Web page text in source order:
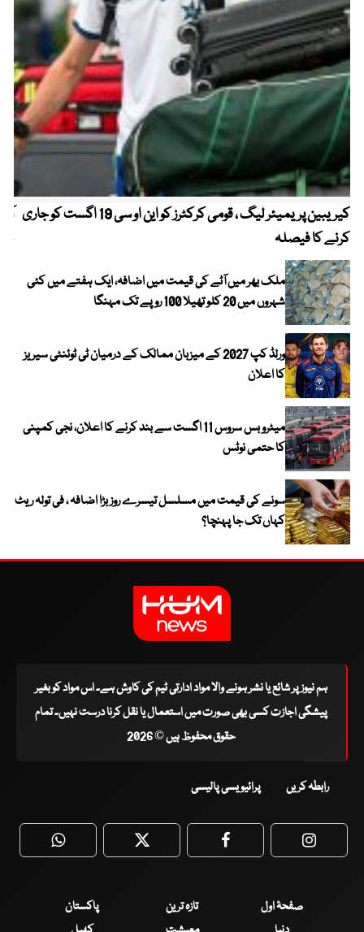
کیریبین پریمیئر لیگ ، قومی کرکٹرز کو این او سی 19 اگست کو جاری
کرنے کا فیصلہ
ملک بھر میں آٹے کی قیمت میں اضافہ، ایک ہفتے میں کئی
شہروں میں 20 کلو تھیلا 100 روپے تک مہنگا
ورلڈ کپ 2027 کے میزبان ممالک کے درمیان ٹی ٹوئنٹی سیریز
کا اعلان
میٹرو بس سروس 11 اگست سے بند کرنے کا اعلان، نجی کمپنی
کا حتمی نوٹس
سونے کی قیمت میں مسلسل تیسرے روز بڑا اضافہ ، فی تولہ ریٹ
کہاں تک جا پہنچا؟
ہم نیوز پر شائع یا نشر ہونے والا مواد ادارتی ٹیم کی کاوش ہے۔ اس مواد کو بغیر
پیشگی اجازت کسی بھی صورت میں استعمال یا نقل کرنا درست نہیں۔ تمام
حقوق محفوظ ہیں © 2026
رابطہ کریں پرائیویسی پالیسی
WhatsApp Twitter Facebook
صفحۂ اول تازہ ترین
پاکستان